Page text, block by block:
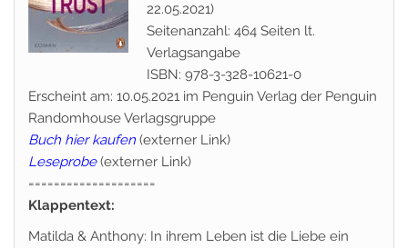
22.05.2021)
Seitenanzahl: 464 Seiten lt.
Verlagsangabe
ISBN: 978-3-328-10621-0
Erscheint am: 10.05.2021 im Penguin Verlag der Penguin
Randomhouse Verlagsgruppe
Buch hier kaufen (externer Link)
Leseprobe(externer Link)
====================
Klappentext:
Matilda & Anthony: In ihrem Leben ist die Liebe ein